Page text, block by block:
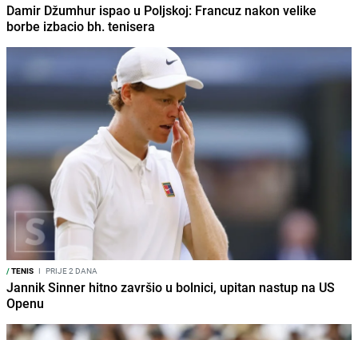
Damir Džumhur ispao u Poljskoj: Francuz nakon velike
borbe izbacio bh. tenisera
/TENIS I PRIJE 2 DANA
Jannik Sinner hitno završio u bolnici, upitan nastup na US
Openu